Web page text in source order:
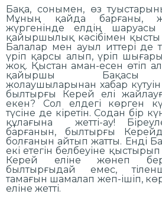
Бақа, сонымен, өз
Мұның қайда барғаны,
жүргенінде елдің
қайыршылық кәсібімен қысты
Балалар мен ауыл иттері де
үріп қарсы алып, үріп
жоқ. Қыстан аман-есен өтіп
қайыршы Бақасы
жолаушыларынан хабар күтуін
былтырғы Керей елі
екен? Сол елдегі көрген
түсіне де кіретін. Содан бір
құлағына жетті-ау!
барғанын, былтырғы
болғанын айтып жатты. Енді
екі етегін белбеуіне
Керей еліне жөнеп
былтырғыдай емес,
тамағын шамалап жеп-ішіп,
еліне жетті.